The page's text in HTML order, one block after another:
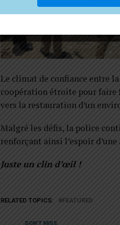
Le climat de confiance entre
coopération étroite pour faire
vers la restauration d’un
Malgré les défis, la police
renforçant ainsi l’espoir
Juste un clin d’œil !
RELATED TOPICS: FEATURED
DON'T MISS